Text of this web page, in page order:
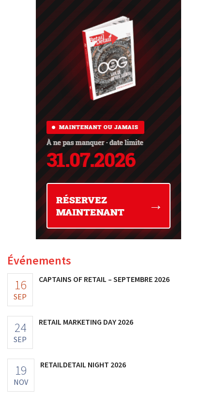
Événements
16
SEP
CAPTAINS OF RETAIL – SEPTEMBRE 2026
24
SEP
RETAIL MARKETING DAY 2026
19
NOV
RETAILDETAIL NIGHT 2026